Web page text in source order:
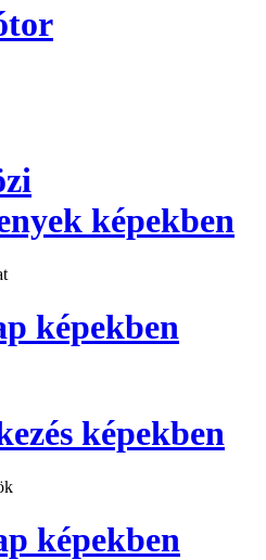
képekben
képekben
képekben
képekben